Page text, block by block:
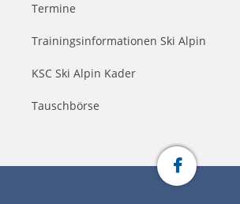
Termine
Trainingsinformationen Ski Alpin
KSC Ski Alpin Kader
Tauschbörse